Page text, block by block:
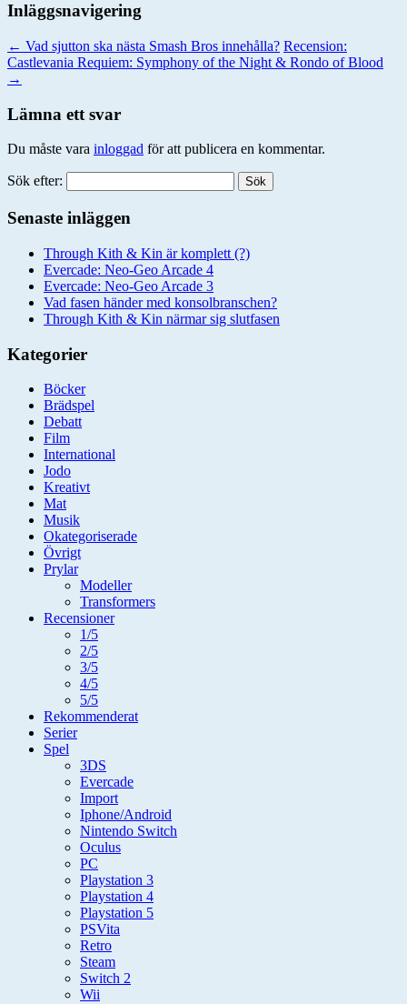
Inläggsnavigering
← Vad sjutton ska nästa Smash Bros innehålla? Recension:
Castlevania Requiem: Symphony of the Night & Rondo of Blood
→
Lämna ett svar
Du måste vara inloggad för att publicera en kommentar.
Sök efter:
Senaste inläggen
Through Kith & Kin är komplett (?)
Evercade: Neo-Geo Arcade 4
Evercade: Neo-Geo Arcade 3
Vad fasen händer med konsolbranschen?
Through Kith & Kin närmar sig slutfasen
Kategorier
Böcker
Brädspel
Debatt
Film
International
Jodo
Kreativt
Mat
Musik
Okategoriserade
Övrigt
Prylar
Modeller
Transformers
Recensioner
1/5
2/5
3/5
4/5
5/5
Rekommenderat
Serier
Spel
3DS
Evercade
Import
Iphone/Android
Nintendo Switch
Oculus
PC
Playstation 3
Playstation 4
Playstation 5
PSVita
Retro
Steam
Switch 2
Wii